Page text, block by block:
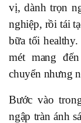
vị, dành trọn
nghiệp, rồi tái
bữa tối
mét mang
chuyển nhưng
Bước vào
ngập tràn ánh